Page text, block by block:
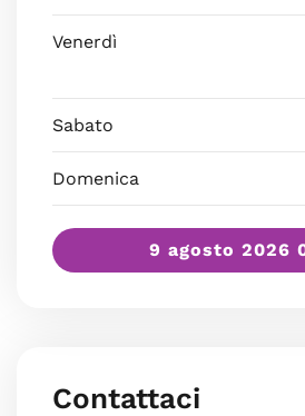
Venerdì
Sabato
Domenica
9 agosto 2026
Contattaci